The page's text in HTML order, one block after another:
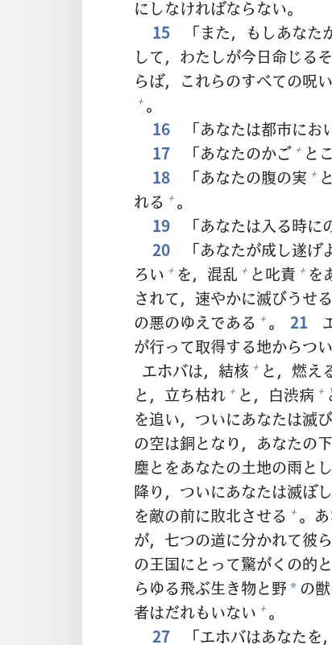
にしなければならない。
15
「また，もしあなた
して，わたしが今日命じる
らば，これらのすべての呪
+ 。
16
「あなたは都市にお
17
「あなたのかご + と
18
「あなたの腹の実 + と
れる + 。
19
「あなたは入る時に
20
「あなたが成し遂げ
ろい + を， 混乱 + と叱責 + を
されて， 速やかに滅びうせ
の悪のゆえである + 。 21
が行って取得する地からつ
エホバは， 結核 + と， 燃え
と， 立ち枯れ + と， 白渋病 +
を追い，ついにあなたは滅び
の空は銅となり，あなたの下
塵とをあなたの土地の雨と
降り，ついにあなたは滅ぼし
を敵の前に敗北させる + 。
が， 七つの道に分かれて彼
の王国にとって驚がくの的
らゆる飛ぶ生き物と野* の獣
者はだれもいない + 。
27
「エホバはあなたを